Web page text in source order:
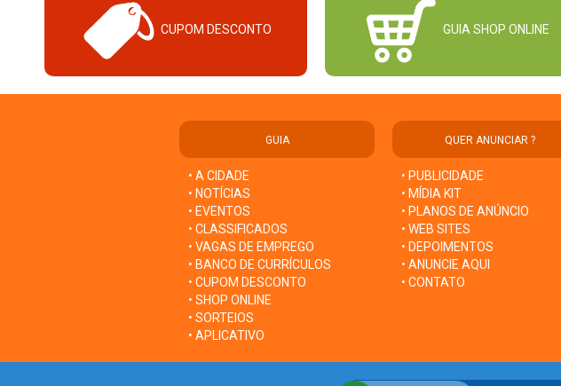
CUPOM DESCONTO GUIA SHOP ONLINE
GUIA
• A CIDADE
• NOTÍCIAS
• EVENTOS
• CLASSIFICADOS
• VAGAS DE EMPREGO
• BANCO DE CURRÍCULOS
• CUPOM DESCONTO
• SHOP ONLINE
• SORTEIOS
• APLICATIVO
QUER ANUNCIAR ?
• PUBLICIDADE
• MÍDIA KIT
• PLANOS DE ANÚNCIO
• WEB SITES
• DEPOIMENTOS
• ANUNCIE AQUI
• CONTATO